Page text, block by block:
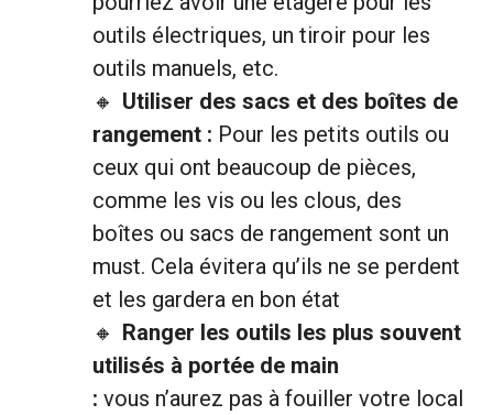
outils électriques, un tiroir pour les
outils manuels, etc.
Utiliser des sacs et des boîtes de
rangement : Pour les petits outils ou
ceux qui ont beaucoup de pièces,
comme les vis ou les clous, des
boîtes ou sacs de rangement sont un
must. Cela évitera qu’ils ne se perdent
et les gardera en bon état
Ranger les outils les plus souvent
utilisés à portée de main
: vous n’aurez pas à fouiller votre local